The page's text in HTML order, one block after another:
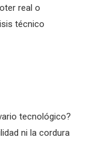
real o
técnico
tecnológico?
ni la cordura